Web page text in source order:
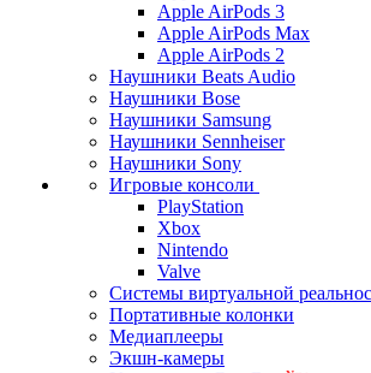
Apple AirPods 3
Apple AirPods Max
Apple AirPods 2
Наушники Beats Audio
Наушники Bose
Наушники Samsung
Наушники Sennheiser
Наушники Sony
Игровые консоли
PlayStation
Xbox
Nintendo
Valve
Системы виртуальной
Портативные колонки
Медиаплееры
Экшн-камеры